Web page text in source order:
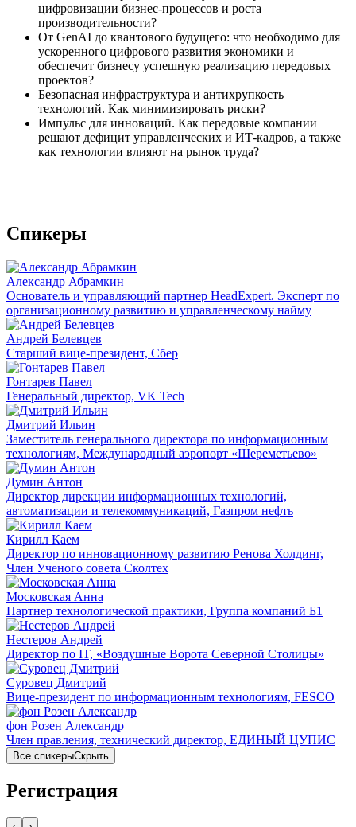
цифровизации бизнес-процессов и роста
производительности?
От GenAI до квантового будущего: что необходимо для
ускоренного цифрового развития экономики и
обеспечит бизнесу успешную реализацию передовых
проектов?
Безопасная инфраструктура и антихрупкость
технологий. Как минимизировать риски?
Импульс для инноваций. Как передовые компании
решают дефицит управленческих и ИТ-кадров, а также
как технологии влияют на рынок труда?
Спикеры
Александр Абрамкин
Основатель и управляющий партнер HeadExpert. Эксперт по
организационному развитию и управленческому найму
Андрей Белевцев
Старший вице-президент, Сбер
Гонтарев Павел
Генеральный директор, VK Tech
Дмитрий Ильин
Заместитель генерального директора по информационным
технологиям, Международный аэропорт «Шереметьево»
Думин Антон
Директор дирекции информационных технологий,
автоматизации и телекоммуникаций, Газпром нефть
Кирилл Каем
Директор по инновационному развитию Ренова Холдинг,
Член Ученого совета Сколтех
Московская Анна
Партнер технологической практики, Группа компаний Б1
Нестеров Андрей
Директор по IT, «Воздушные Ворота Северной Столицы»
Суровец Дмитрий
Вице-президент по информационным технологиям, FESCO
фон Розен Александр
Член правления, технический директор, ЕДИНЫЙ ЦУПИС
Все спикерыСкрыть
Регистрация